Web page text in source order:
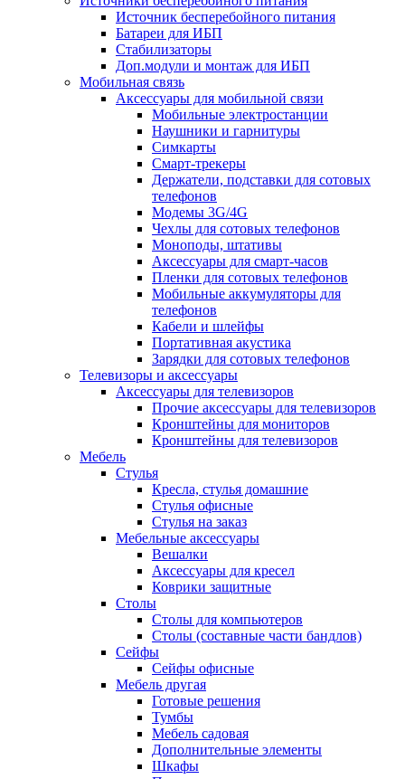
Источник бесперебойного питания
Батареи для ИБП
Стабилизаторы
Доп.модули и монтаж для ИБП
Мобильная связь
Аксессуары для мобильной связи
Мобильные электростанции
Наушники и гарнитуры
Симкарты
Смарт-трекеры
Держатели, подставки для сотовых
телефонов
Модемы 3G/4G
Чехлы для сотовых телефонов
Моноподы, штативы
Аксессуары для смарт-часов
Пленки для сотовых телефонов
Мобильные аккумуляторы для
телефонов
Кабели и шлейфы
Портативная акустика
Зарядки для сотовых телефонов
Телевизоры и аксессуары
Аксессуары для телевизоров
Прочие аксессуары для телевизоров
Кронштейны для мониторов
Кронштейны для телевизоров
Мебель
Стулья
Кресла, стулья домашние
Стулья офисные
Стулья на заказ
Мебельные аксессуары
Вешалки
Аксессуары для кресел
Коврики защитные
Столы
Столы для компьютеров
Столы (составные части бандлов)
Сейфы
Сейфы офисные
Мебель другая
Готовые решения
Тумбы
Мебель садовая
Дополнительные элементы
Шкафы